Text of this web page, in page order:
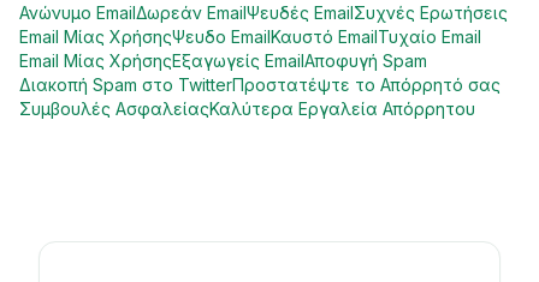
Ανώνυμο EmailΔωρεάν EmailΨευδές EmailΣυχνές Ερωτήσεις
Email Μίας ΧρήσηςΨευδο EmailΚαυστό EmailΤυχαίο Email
Email Μίας ΧρήσηςΕξαγωγείς EmailΑποφυγή Spam
Διακοπή Spam στο TwitterΠροστατέψτε το Απόρρητό σας
Συμβουλές ΑσφαλείαςΚαλύτερα Εργαλεία Απόρρητου